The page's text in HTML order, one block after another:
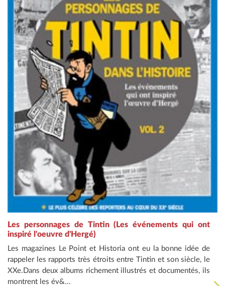
Les personnages de Tintin (Les événements qui ont
inspiré l'oeuvre d'Hergé)
Les magazines Le Point et Historia ont eu la bonne idée de
rappeler les rapports très étroits entre Tintin et son siècle, le
XXe.Dans deux albums richement illustrés et documentés, ils
montrent les év&...